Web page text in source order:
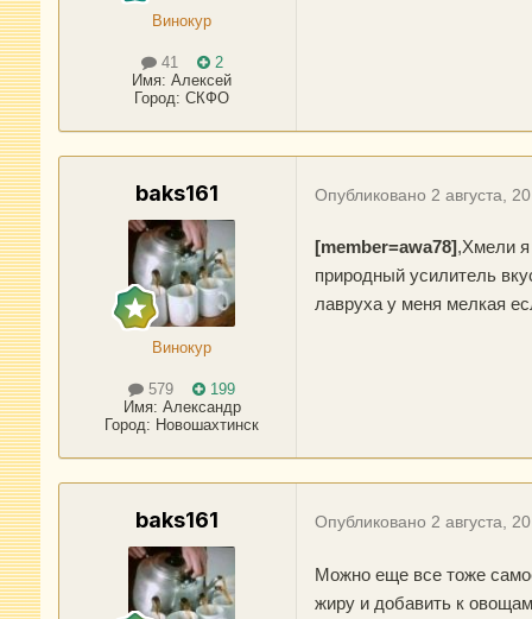
Винокур
41
2
Имя:Алексей
Город:СКФО
baks161
Винокур
579
199
Имя: Александр
Город: Новошахтинск
Опубликовано 2 августа,
[member=awa78],Хмели я
природный усилитель
лавруха у меня мелкая
baks161 Опубликовано 2 августа,
Можно еще все тоже
жиру и добавить к